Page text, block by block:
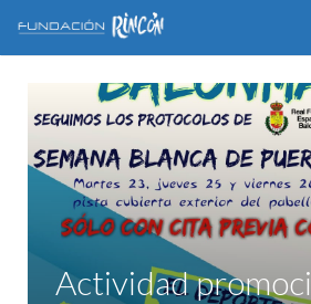
LA FUNDACIÓN
APOYO AL DEPORTE
GALERÍA
VÍDEOSActividad